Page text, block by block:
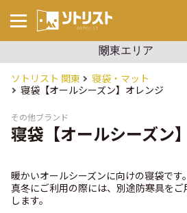
ソトリスト 関東
寝袋・マット
寝袋【オールシーズン】オレンジ
その他ブランド
寝袋【オールシーズン
暖かいオールシーズンに向けの寝袋です。
真冬にご利用の際には、別途防寒具を
します。
▼ エリアを選
沖縄 関東
キーワードから探す
#ソロキャンプ
#ブッシュクラフト
#ワンポール
#パップテント
#タープ
#コット
#ビーチパーティー
#設営簡単
#イベント
テント・タープ